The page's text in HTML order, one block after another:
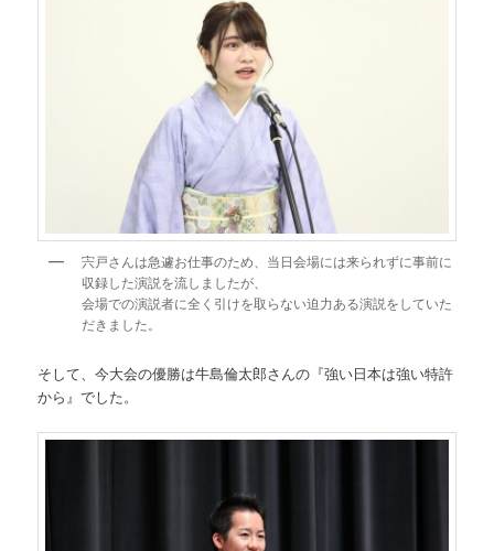
宍戸さんは急遽お仕事のため、当日会場には来られずに事前に
収録した演説を流しましたが、
会場での演説者に全く引けを取らない迫力ある演説をしていた
だきました。
そして、今大会の優勝は牛島倫太郎さんの『強い日本は強い特許
から』でした。